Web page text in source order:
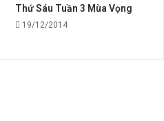
Thứ Sáu Tuần 3 Mùa Vọng
19/12/2014